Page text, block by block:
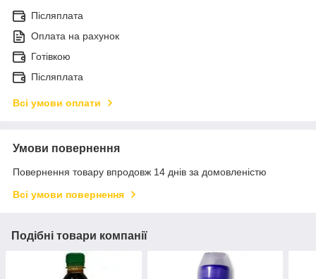
Післяплата
Оплата на рахунок
Готівкою
Післяплата
Всі умови оплати
Умови повернення
Повернення товару впродовж 14 днів за домовленістю
Всі умови повернення
Подібні товари компанії